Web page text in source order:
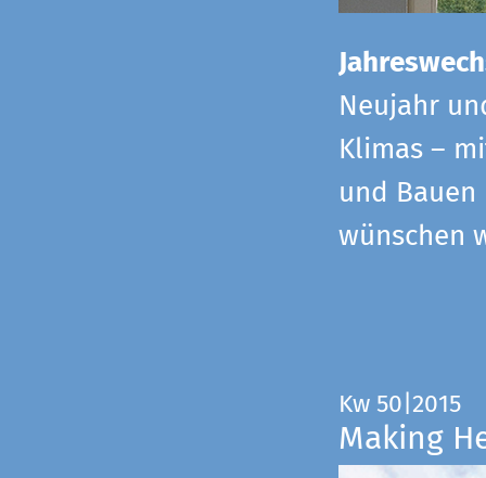
Neujahr
Klimas –
und
wünschen
Kw 50|2015
Making